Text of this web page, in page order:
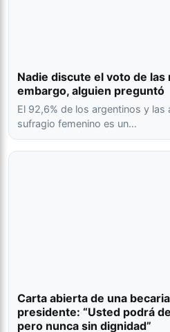
Nadie discute el voto de las
embargo, alguien preguntó
El 92,6% de los argentinos y las
sufragio femenino es un…
Carta abierta de una
presidente: “Usted podrá
pero nunca sin dignidad”